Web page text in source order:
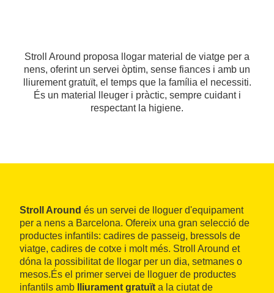
Stroll Around proposa llogar material de viatge per a
nens, oferint un servei òptim, sense fiances i amb un
lliurement gratuït, el temps que la família el necessiti.
És un material lleuger i pràctic, sempre cuidant i
respectant la higiene.
Stroll Around és un servei de lloguer d'equipament
per a nens a Barcelona. Ofereix una gran selecció de
productes infantils: cadires de passeig, bressols de
viatge, cadires de cotxe i molt més. Stroll Around et
dóna la possibilitat de llogar per un dia, setmanes o
mesos.És el primer servei de lloguer de productes
infantils amb
lliurament gratuït a la ciutat de